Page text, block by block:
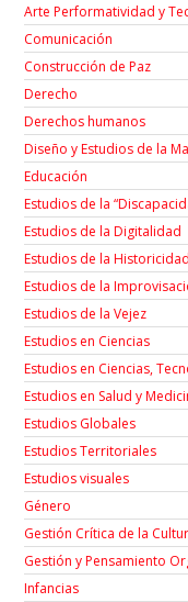
Arte Performatividad y
Comunicación
Construcción de Paz
Derecho
Derechos humanos
Diseño y Estudios de la
Educación
Estudios de la
Estudios de la Digitalidad
Estudios de la Historicidad
Estudios de la
Estudios de la Vejez
Estudios en Ciencias
Estudios en Ciencias,
Estudios en Salud y
Estudios Globales
Estudios Territoriales
Estudios visuales
Género
Gestión Crítica de la
Gestión y Pensamiento
Infancias